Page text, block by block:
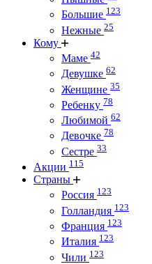
Большие 123
Нежные 25
Кому
Маме 42
Девушке 62
Женщине 35
Ребенку 78
Любимой 62
Девочке 78
Сестре 33
Акции 115
Страны
Россия 123
Голландия 123
Франция 123
Италия 123
Чили 123